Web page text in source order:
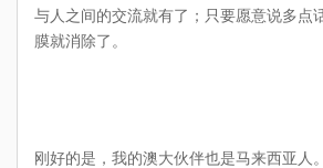
与人之间的交流就有了；只要愿意说多点
膜就消除了。
刚好的是，我的澳大伙伴也是马来西亚人